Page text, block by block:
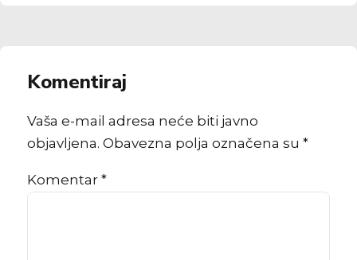
Komentiraj
Vaša e-mail adresa neće biti javno
objavljena. Obavezna polja označena su *
Komentar *